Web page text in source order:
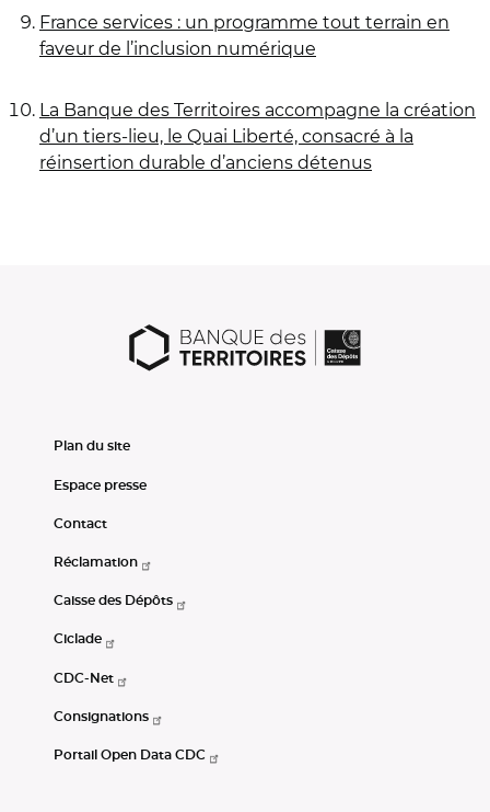
France services : un programme tout terrain en
faveur de l’inclusion numérique
La Banque des Territoires accompagne la création
d’un tiers-lieu, le Quai Liberté, consacré à la
réinsertion durable d’anciens détenus
Plan du site
Espace presse
Contact
Réclamation
Caisse des Dépôts
Ciclade
CDC-Net
Consignations
Portail Open Data CDC